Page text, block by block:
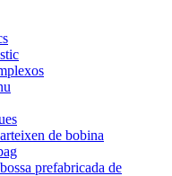
de bobina
prefabricada de